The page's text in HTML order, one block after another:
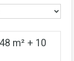
m² + 10